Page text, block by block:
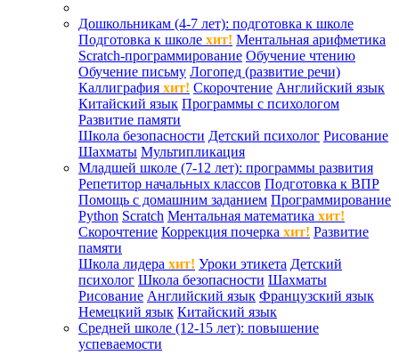
Дошкольникам (4-7 лет): подготовка к школе
Подготовка к школе хит! Ментальная арифметика
Scratch-программирование Обучение чтению
Обучение письму Логопед (развитие речи)
Каллиграфия хит! Скорочтение Английский язык
Китайский язык Программы с психологом
Развитие памяти
Школа безопасности Детский психолог Рисование
Шахматы Мультипликация
Младшей школе (7-12 лет): программы развития
Репетитор начальных классов Подготовка к ВПР
Помощь с домашним заданием Программирование
Python Scratch Ментальная математика хит!
Скорочтение Коррекция почерка хит! Развитие
памяти
Школа лидера хит! Уроки этикета Детский
психолог Школа безопасности Шахматы
Рисование Английский язык Французский язык
Немецкий язык Китайский язык
Средней школе (12-15 лет): повышение
успеваемости